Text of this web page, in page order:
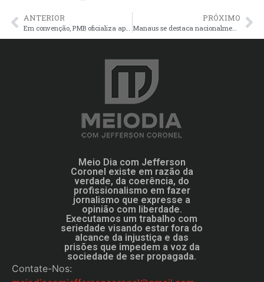
ANTERIOR PRÓXIMO
Manaus se destaca nacionalmente entre as três capitais que mais reduziu o índice de perdas de água
Meio Dia com Jefferson
Coronel existe em razão da
verdade, da coerência, do
profissionalismo em fazer
jornalismo que expresse a
opinião com liberdade.
Executamos um trabalho com
seriedade visando estar fora do
alcance da injustiça e das
prisões que impedem a voz da
sociedade de ser propagada.
Contate-Nos: